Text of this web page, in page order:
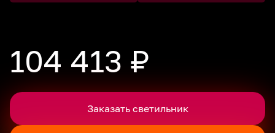
104 413 ₽
Заказать светильник